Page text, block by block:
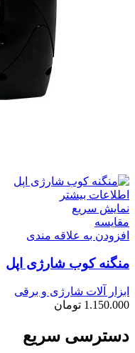
اطلاعات بیشتر
نمایش سریع
مقايسه
افزودن به علاقه مندی
منگنه کوب شارژی اپل
ابزار آلات شارژی و برقی
1.150.000 تومان
دسترسی سریع